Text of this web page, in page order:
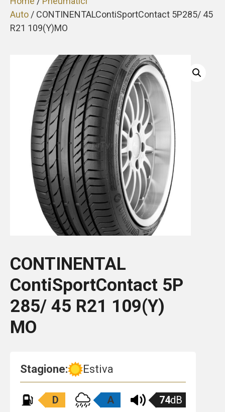
Auto / CONTINENTALContiSportContact 5P285/ 45
R21 109(Y)MO
CONTINENTAL
ContiSportContact 5P
285/ 45 R21 109(Y)
MO
Stagione: Estiva
D A 74dB